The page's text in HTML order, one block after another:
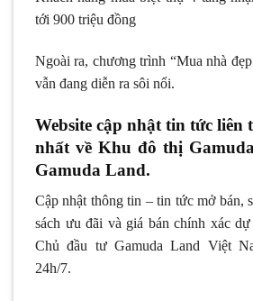
tới 900 triệu đồng
Ngoài ra, chương trình “Mua nhà
vẫn đang diễn ra sôi nổi.
Website cập nhật tin tức liên
nhất về Khu đô thị
Gamuda Land.
Cập nhật thông tin – tin tức mở bán,
sách ưu đãi và giá bán chính xác
Chủ đầu tư Gamuda Land Việt
24h/7.